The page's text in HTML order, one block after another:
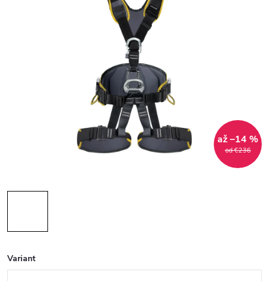
od €236
až –14 %
Variant